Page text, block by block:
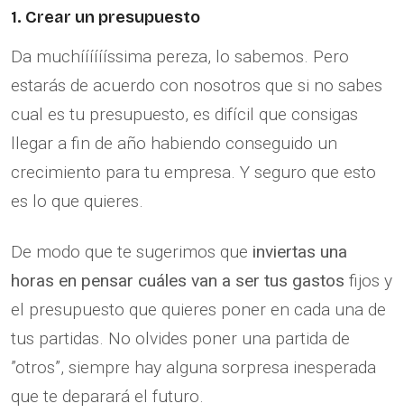
1. Crear un presupuesto
Da muchííííííssima pereza, lo sabemos. Pero
estarás de acuerdo con nosotros que si no sabes
cual es tu presupuesto, es difícil que consigas
llegar a fin de año habiendo conseguido un
crecimiento para tu empresa. Y seguro que esto
es lo que quieres.
De modo que te sugerimos que inviertas una
horas en pensar cuáles van a ser tus gastos fijos y
el presupuesto que quieres poner en cada una de
tus partidas. No olvides poner una partida de
”otros”, siempre hay alguna sorpresa inesperada
que te deparará el futuro.